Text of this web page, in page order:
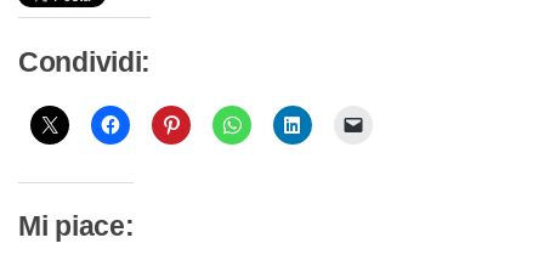
Condividi:
Mi piace: